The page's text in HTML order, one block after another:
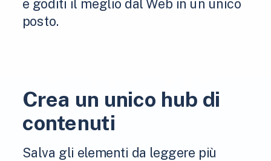
e goditi il ​​meglio dal Web in un unico
posto.
Crea un unico hub di
contenuti
Salva gli elementi da leggere più